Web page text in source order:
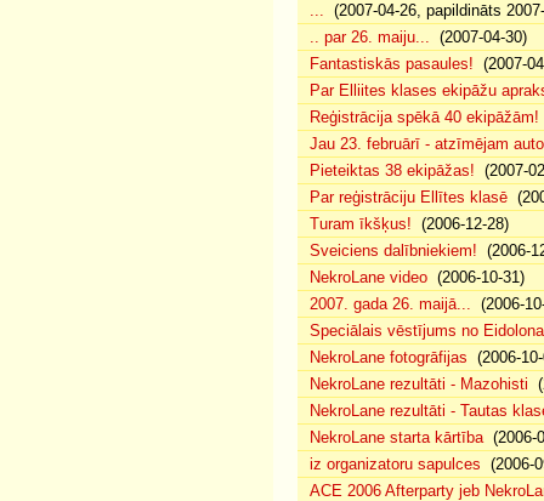
... (2007-04-26, papildināts
.. par 26. maiju... (2007-04-30)
Fantastiskās pasaules! (2007-
Par Elliites klases ekipāžu
Reģistrācija spēkā 40 ekipāžām!
Jau 23. februārī - atzīmējam
Pieteiktas 38 ekipāžas! (2007-
Par reģistrāciju Ellītes klasē
Turam īkšķus! (2006-12-28)
Sveiciens dalībniekiem! (2006-
NekroLane video (2006-10-31)
2007. gada 26. maijā... (2006-
Speciālais vēstījums no Eidolona
NekroLane fotogrāfijas (2006-
NekroLane rezultāti - Mazohisti
NekroLane rezultāti - Tautas
NekroLane starta kārtība(2006-
iz organizatoru sapulces (2006-
ACE 2006 Afterparty jeb